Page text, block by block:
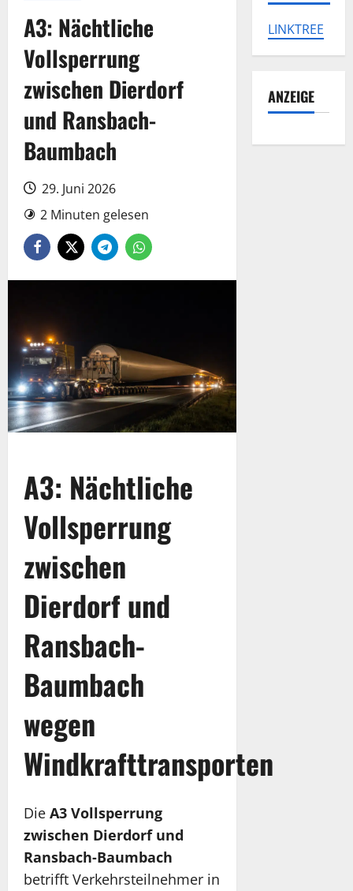
A3: Nächtliche
Vollsperrung
zwischen Dierdorf
und Ransbach-
Baumbach
29. Juni 2026
2 Minuten gelesen
A3: Nächtliche
Vollsperrung
zwischen
Dierdorf und
Ransbach-
Baumbach
wegen
Windkrafttransporten
Die A3 Vollsperrung
zwischen Dierdorf und
Ransbach-Baumbach
betrifft Verkehrsteilnehmer in
LINKTREE
ANZEIGE